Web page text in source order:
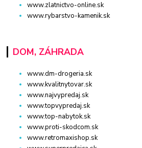
www.zlatnictvo-online.sk
www.rybarstvo-kamenik.sk
DOM, ZÁHRADA
www.dm-drogeria.sk
www.kvalitnytovar.sk
www.najvypredaj.sk
www.topvypredaj.sk
www.top-nabytok.sk
www.proti-skodcom.sk
www.retromaxishop.sk